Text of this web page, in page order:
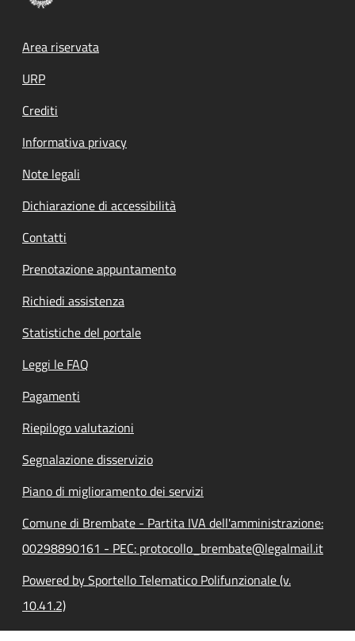
Footer menu
Area riservata
URP
Crediti
Informativa privacy
Note legali
Dichiarazione di accessibilità
Contatti
Prenotazione appuntamento
Richiedi assistenza
Statistiche del portale
Leggi le FAQ
Pagamenti
Riepilogo valutazioni
Segnalazione disservizio
Piano di miglioramento dei servizi
Comune di Brembate - Partita IVA dell'amministrazione:
00298890161 - PEC: protocollo_brembate@legalmail.it
Powered by Sportello Telematico Polifunzionale (v.
10.41.2)